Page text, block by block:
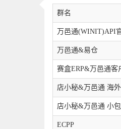
群名
万邑通(WINIT)API
万邑通&易仓
赛盒ERP&万邑通客
店小秘&万邑通 海
店小秘&万邑通 小
ECPP